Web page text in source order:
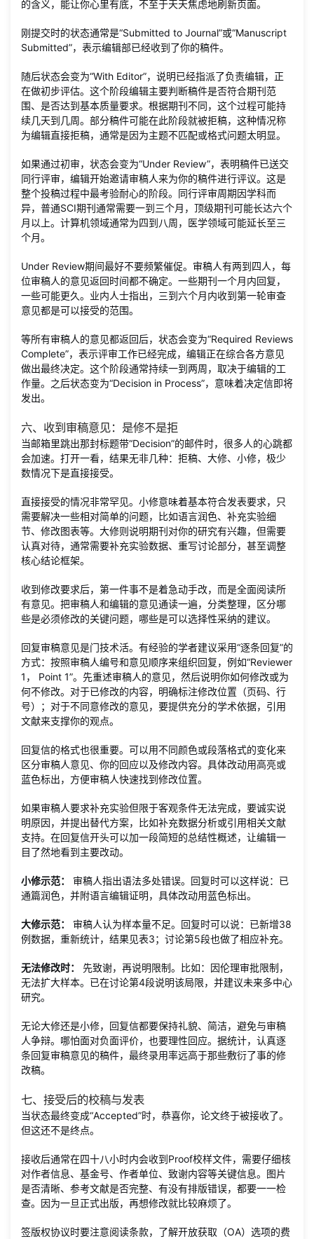
的含义，能让你心里有底，不至于天天焦虑地刷新页面。
刚提交时的状态通常是“Submitted to Journal”或“Manuscript
Submitted”，表示编辑部已经收到了你的稿件。
随后状态会变为“With Editor”，说明已经指派了负责编辑，正
在做初步评估。这个阶段编辑主要判断稿件是否符合期刊范
围、是否达到基本质量要求。根据期刊不同，这个过程可能持
续几天到几周。部分稿件可能在此阶段就被拒稿，这种情况称
为编辑直接拒稿，通常是因为主题不匹配或格式问题太明显。
如果通过初审，状态会变为“Under Review”，表明稿件已送交
同行评审，编辑开始邀请审稿人来为你的稿件进行评议。这是
整个投稿过程中最考验耐心的阶段。同行评审周期因学科而
异，普通SCI期刊通常需要一到三个月，顶级期刊可能长达六个
月以上。计算机领域通常为四到八周，医学领域可能延长至三
个月。
Under Review期间最好不要频繁催促。审稿人有两到四人，每
位审稿人的意见返回时间都不确定。一些期刊一个月内回复，
一些可能更久。业内人士指出，三到六个月内收到第一轮审查
意见都是可以接受的范围。
等所有审稿人的意见都返回后，状态会变为“Required Reviews
Complete”，表示评审工作已经完成，编辑正在综合各方意见
做出最终决定。这个阶段通常持续一到两周，取决于编辑的工
作量。之后状态变为“Decision in Process”，意味着决定信即将
发出。
六、收到审稿意见：是修不是拒
当邮箱里跳出那封标题带“Decision”的邮件时，很多人的心跳都
会加速。打开一看，结果无非几种：拒稿、大修、小修，极少
数情况下是直接接受。
直接接受的情况非常罕见。小修意味着基本符合发表要求，只
需要解决一些相对简单的问题，比如语言润色、补充实验细
节、修改图表等。大修则说明期刊对你的研究有兴趣，但需要
认真对待，通常需要补充实验数据、重写讨论部分，甚至调整
核心结论框架。
收到修改要求后，第一件事不是着急动手改，而是全面阅读所
有意见。把审稿人和编辑的意见通读一遍，分类整理，区分哪
些是必须修改的关键问题，哪些是可以选择性采纳的建议。
回复审稿意见是门技术活。有经验的学者建议采用“逐条回复”的
方式：按照审稿人编号和意见顺序来组织回复，例如“Reviewer
1， Point 1”。先重述审稿人的意见，然后说明你如何修改或为
何不修改。对于已修改的内容，明确标注修改位置（页码、行
号）；对于不同意修改的意见，要提供充分的学术依据，引用
文献来支撑你的观点。
回复信的格式也很重要。可以用不同颜色或段落格式的变化来
区分审稿人意见、你的回应以及修改内容。具体改动用高亮或
蓝色标出，方便审稿人快速找到修改位置。
如果审稿人要求补充实验但限于客观条件无法完成，要诚实说
明原因，并提出替代方案，比如补充数据分析或引用相关文献
支持。在回复信开头可以加一段简短的总结性概述，让编辑一
目了然地看到主要改动。
小修示范：
审稿人指出语法多处错误。回复时可以这样说：已
通篇润色，并附语言编辑证明，具体改动用蓝色标出。
大修示范：
审稿人认为样本量不足。回复时可以说：已新增38
例数据，重新统计，结果见表3；讨论第5段也做了相应补充。
无法修改时：
先致谢，再说明限制。比如：因伦理审批限制，
无法扩大样本。已在讨论第4段说明该局限，并建议未来多中心
研究。
无论大修还是小修，回复信都要保持礼貌、简洁，避免与审稿
人争辩。哪怕面对负面评价，也要理性回应。据统计，认真逐
条回复审稿意见的稿件，最终录用率远高于那些敷衍了事的修
改稿。
七、接受后的校稿与发表
当状态最终变成“Accepted”时，恭喜你，论文终于被接收了。
但这还不是终点。
接收后通常在四十八小时内会收到Proof校样文件，需要仔细核
对作者信息、基金号、作者单位、致谢内容等关键信息。图片
是否清晰、参考文献是否完整、有没有排版错误，都要一一检
查。因为一旦正式出版，再想修改就比较麻烦了。
签版权协议时要注意阅读条款，了解开放获取（OA）选项的费